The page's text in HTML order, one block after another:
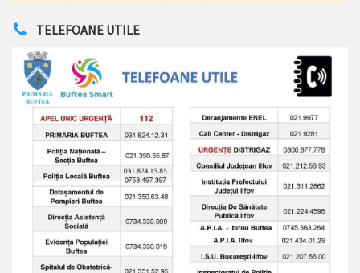
TELEFOANE UTILE